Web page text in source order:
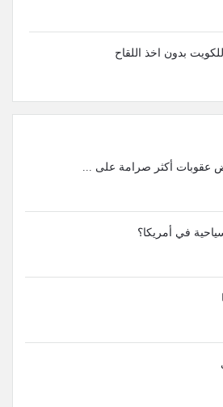
بدون اخذ اللقاح
عقوبات أكثر صرامة على ...
في أمريكا؟